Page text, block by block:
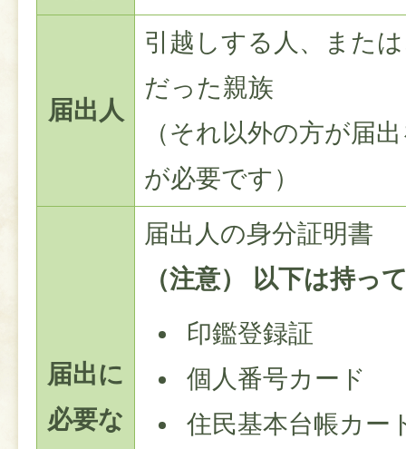
届出人
引越しする人、また
だった親族
（それ以外の方が届
が必要です）
届出に
必要な
届出人の身分証明書
（注意） 以下は持っ
印鑑登録証
個人番号カード
住民基本台帳カー